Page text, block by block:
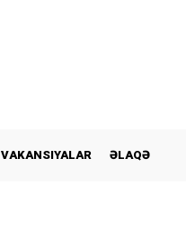
VAKANSIYALAR ƏLAQƏ